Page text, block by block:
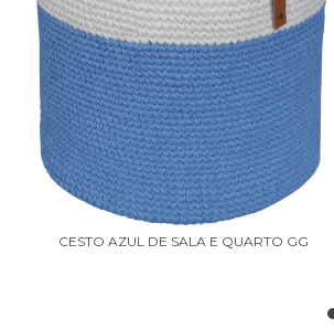
CESTO AZUL DE SALA E QUARTO GG